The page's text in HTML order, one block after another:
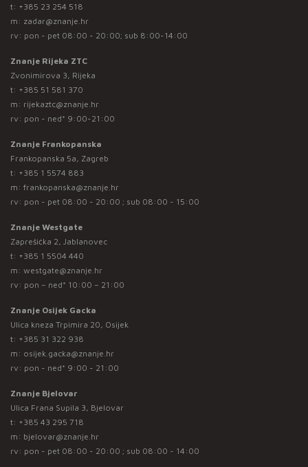
t: +385 23 254 518
m: zadar@znanje.hr
rv: pon - pet 08:00 - 20:00; sub 8:00-14:00
Znanje Rijeka ZTC
Zvonimirova 3, Rijeka
t: +385 51 581 370
m: rijekaztc@znanje.hr
rv: pon - ned* 9:00-21:00
Znanje Frankopanska
Frankopanska 5a, Zagreb
t: +385 1 5574 883
m: frankopanska@znanje.hr
rv: pon - pet 08:00 - 20:00 ; sub 08:00 - 15:00
Znanje Westgate
Zaprešićka 2, Jablanovec
t: +385 1 5504 440
m: westgate@znanje.hr
rv: pon – ned* 10:00 – 21:00
Znanje Osijek Gacka
Ulica kneza Trpimira 20, Osijek
t: +385 31 322 938
m: osijek.gacka@znanje.hr
rv: pon - ned* 9:00 - 21:00
Znanje Bjelovar
Ulica Frana Supila 3, Bjelovar
t: +385 43 295 718
m: bjelovar@znanje.hr
rv: pon - pet 08:00 - 20:00 ; sub 08:00 - 14:00